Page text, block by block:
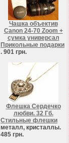
Чашка объектив
Canon 24-70 Zoom +
сумка универсал
Прикольные подарки
. 901 грн.
Флешка Сердечко
любви. 32 Гб.
Стильные флешки
металл, кристаллы.
485 грн.